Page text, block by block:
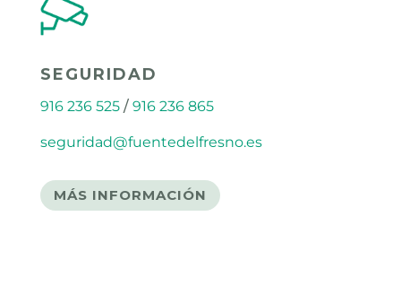
SEGURIDAD
916 236 525/ 916 236 865
seguridad@fuentedelfresno.es
MÁS INFORMACIÓN